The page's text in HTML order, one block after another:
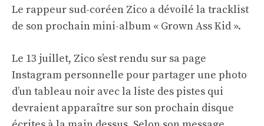
Le rappeur sud-coréen Zico a dévoilé la tracklist
de son prochain mini-album « Grown Ass Kid ».
Le 13 juillet, Zico s’est rendu sur sa page
Instagram personnelle pour partager une photo
d’un tableau noir avec la liste des pistes qui
devraient apparaître sur son prochain disque